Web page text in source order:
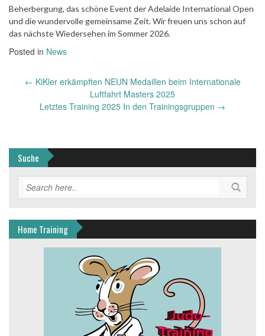
Beherbergung, das schöne Event der Adelaide International Open
und die wundervolle gemeinsame Zeit. Wir freuen uns schon auf
das nächste Wiedersehen im Sommer 2026.
Posted in News
Post← KiKler erkämpften NEUN Medaillen beim Internationale
Luftfahrt Masters 2025
Letztes Training 2025 In den Trainingsgruppen →
Suche
Home Training